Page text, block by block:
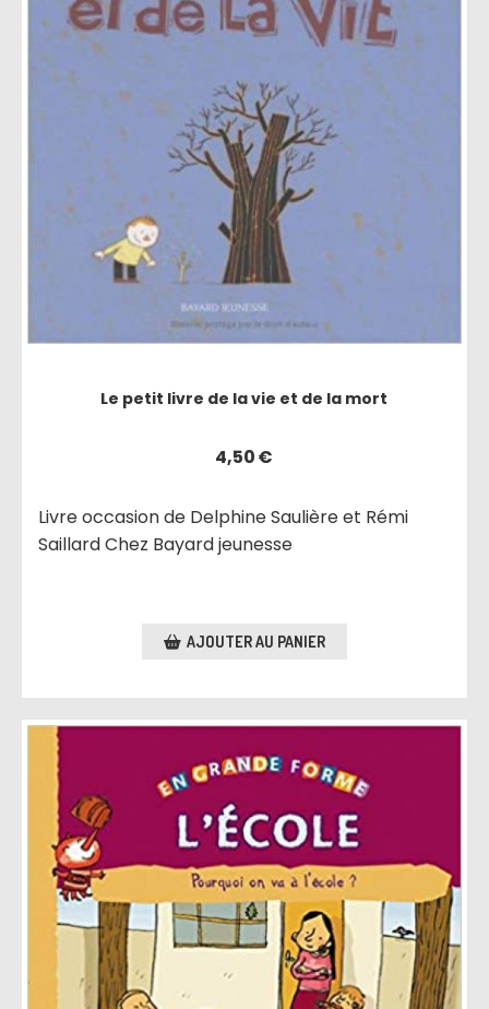
Le petit livre de la vie et de la mort
4,50€
Livre occasion de Delphine Saulière et Rémi
Saillard Chez Bayard jeunesse
AJOUTER AU PANIER